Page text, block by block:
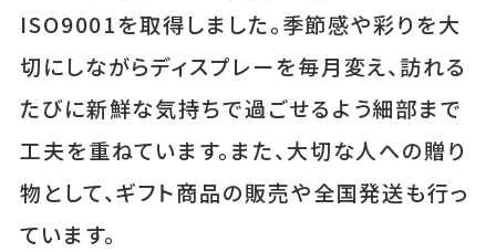
ISO9001を取得しました。季節感や彩りを大
切にしながらディスプレーを毎月変え、訪れる
たびに新鮮な気持ちで過ごせるよう細部まで
工夫を重ねています。また、大切な人への贈り
物として、ギフト商品の販売や全国発送も行っ
ています。